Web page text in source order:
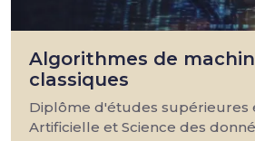
Algorithmes de
classiques
Diplôme d'études supérieures
Artificielle et Science des